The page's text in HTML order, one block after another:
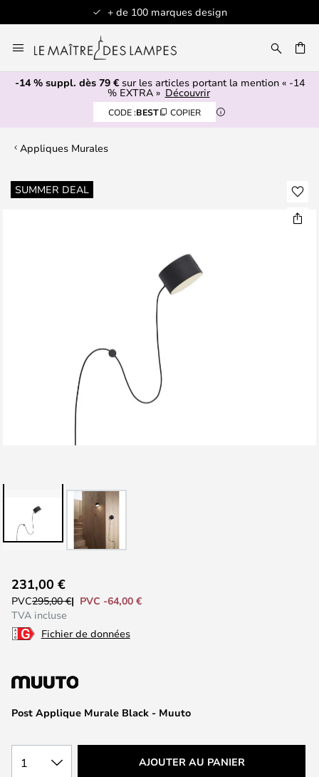
+ de 100 marques design
au
contenu
-14 % suppl. dès 79 €sur les articles portant la mention « -14
% EXTRA » Découvrir
CODE :BEST COPIER
Appliques Murales
SUMMER DEAL
Skip
to
to
the
beginning
of
images
Post Applique Murale Black - Muuto
231,00 €
PVC295,00 €
PVC -64,00 €
TVA incluse
Fichier de données
1 AJOUTER AU PANIER